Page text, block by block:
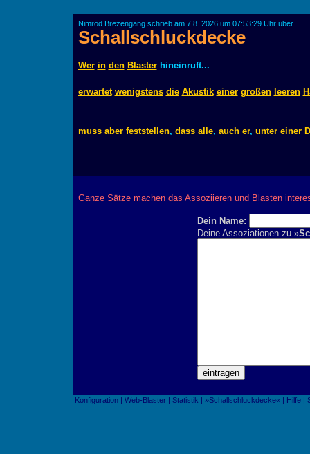
Nimrod Brezengang schrieb am 7.8. 2026 um 07:53:29 Uhr über
Schallschluckdecke
Wer in den Blasterhineinruft...
erwartet wenigstens die Akustik einer großen leeren
muss aber feststellen, dass alle, auch er, unter einer
Ganze Sätze machen das Assoziieren und Blasten
Dein Name:
Deine Assoziationen zu »
Konfiguration| Web-Blaster| Statistik | »Schallschluckdecke«| Hilfe|